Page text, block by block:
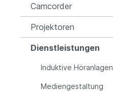
Camcorder
Projektoren
Dienstleistungen
Induktive Höranlagen
Mediengestaltung